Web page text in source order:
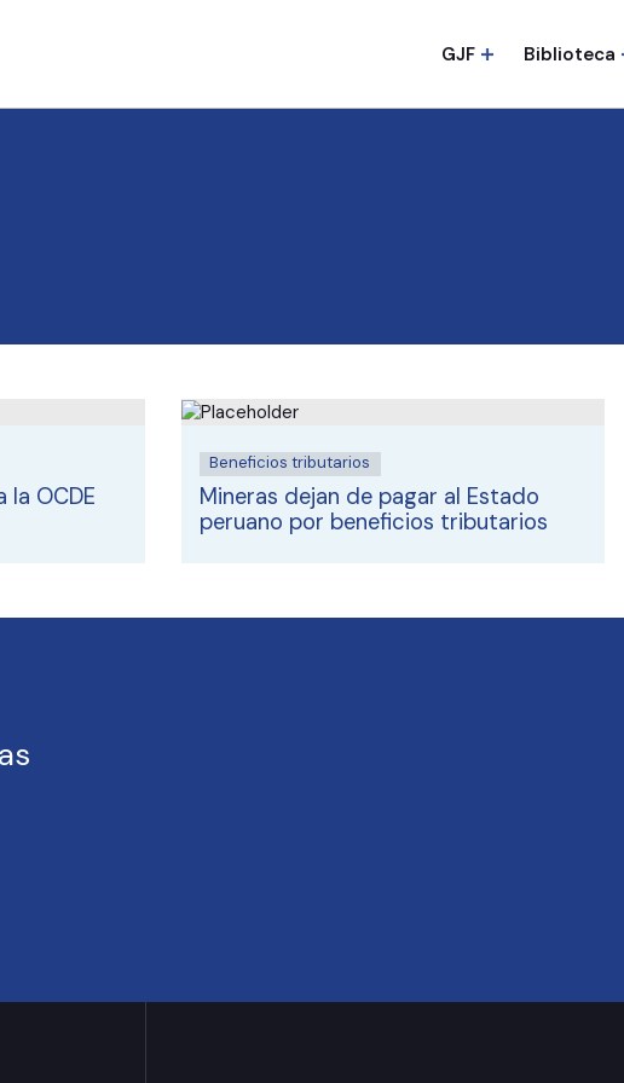
GJF Biblioteca
OCDE
Beneficios tributarios
Mineras dejan de pagar al Estado
peruano por beneficios tributarios